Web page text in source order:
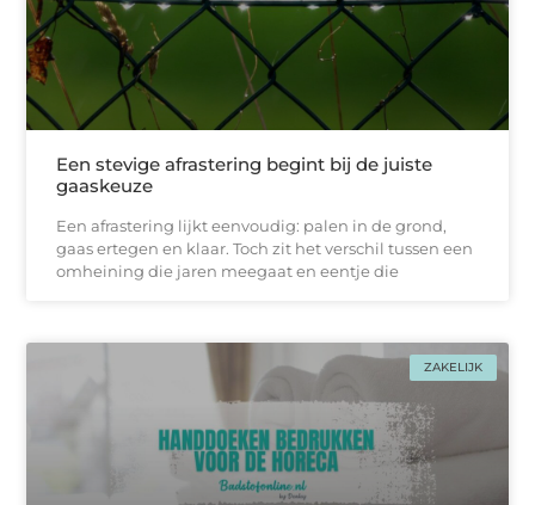
Een stevige afrastering begint bij de juiste
gaaskeuze
Een afrastering lijkt eenvoudig: palen in de grond,
gaas ertegen en klaar. Toch zit het verschil tussen een
omheining die jaren meegaat en eentje die
ZAKELIJK